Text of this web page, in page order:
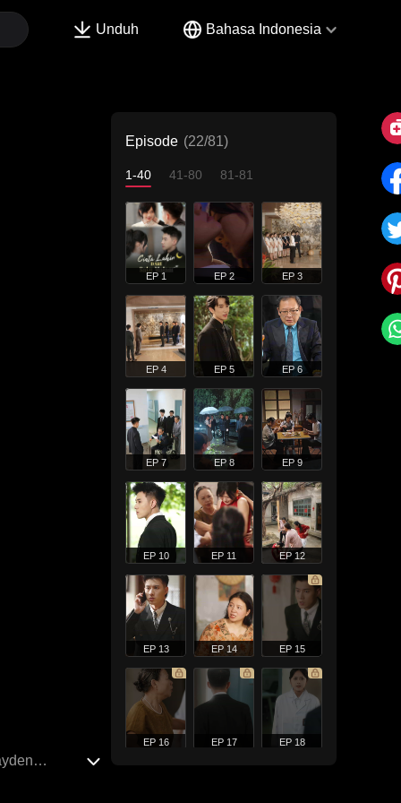
Unduh Bahasa Indonesia
Episode (22/81)
1-40 41-80 81-81
EP 1 EP 2 EP 3
EP 4 EP 5 EP 6
EP 7 EP 8 EP 9
EP 10 EP 11 EP 12
EP 13 EP 14 EP 15
EP 16 EP 17 EP 18